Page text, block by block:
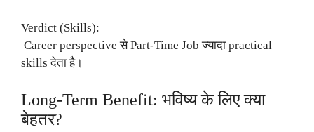
Verdict (Skills):
Career perspective से Part-Time Job ज्यादा practical
skills देता है।
Long-Term Benefit: भविष्य के लिए क्या
बेहतर?